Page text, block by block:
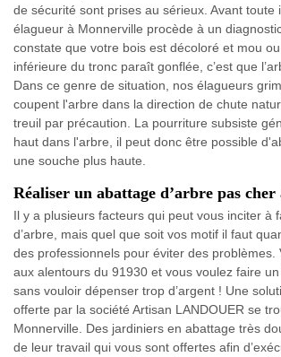
de sécurité sont prises au sérieux. Avant toute
élagueur à Monnerville procède à un
constate que votre bois est décoloré et mou
inférieure du tronc paraît gonflée, c’est que
Dans ce genre de situation, nos élagueurs
coupent l'arbre dans la direction de chute
treuil par précaution. La pourriture subsiste
haut dans l'arbre, il peut donc être possible
une souche plus haute.
Réaliser un abattage d’arbre pas
Il y a plusieurs facteurs qui peut vous inciter à
d’arbre, mais quel que soit vos motif il faut
des professionnels pour éviter des problèmes.
aux alentours du 91930 et vous voulez faire un
sans vouloir dépenser trop d’argent ! Une
offerte par la société Artisan LANDOUER se
Monnerville. Des jardiniers en abattage très
de leur travail qui vous sont offertes afin